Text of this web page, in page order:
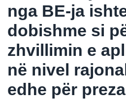
nga BE-ja
dobishme si
zhvillimin e
në nivel
edhe për